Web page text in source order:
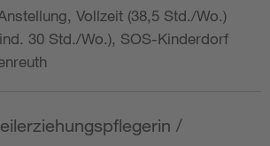
Vollzeit (38,5 Std./Wo.)
30 Std./Wo.), SOS-Kinderdorf
/